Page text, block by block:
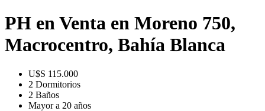
PH en Venta en Moreno 750,
Macrocentro, Bahía Blanca
U$S 115.000
2 Dormitorios
2 Baños
Mayor a 20 años